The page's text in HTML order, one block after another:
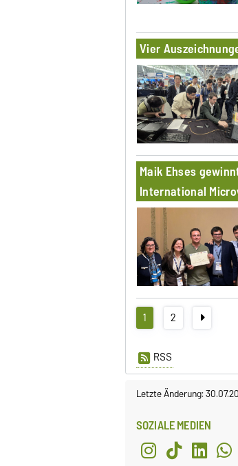
Vier
Maik Ehses
International
1 2
RSS
Letzte Änderung:
SOZIALE MEDIEN